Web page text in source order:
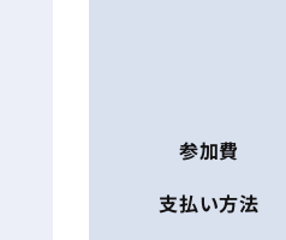
参加費
支払い方法